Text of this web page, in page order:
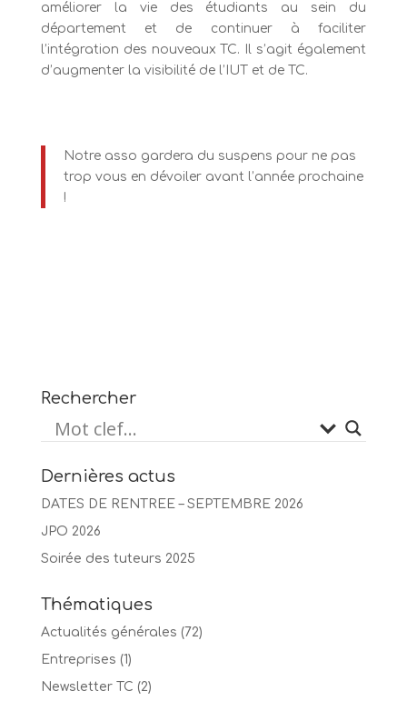
améliorer la vie des étudiants au sein du
département et de continuer à faciliter
l’intégration des nouveaux TC. Il s’agit également
d’augmenter la visibilité de l’IUT et de TC.
Notre asso gardera du suspens pour ne pas
trop vous en dévoiler avant l’année prochaine
!
Rechercher
Dernières actus
DATES DE RENTREE – SEPTEMBRE 2026
JPO 2026
Soirée des tuteurs 2025
Thématiques
Actualités générales (72)
Entreprises (1)
Newsletter TC (2)